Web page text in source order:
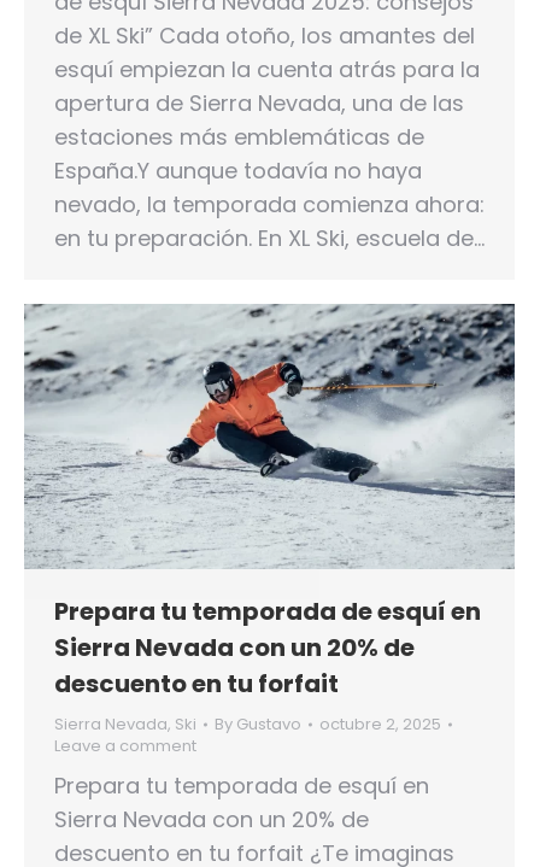
de XL Ski” Cada otoño, los amantes del
esquí empiezan la cuenta atrás para la
apertura de Sierra Nevada, una de las
estaciones más emblemáticas de
España.Y aunque todavía no haya
nevado, la temporada comienza ahora:
en tu preparación. En XL Ski, escuela de…
Prepara tu temporada de esquí en
Sierra Nevada con un 20% de
descuento en tu forfait
Sierra Nevada, Ski By Gustavo
octubre 2, 2025
Leave a comment
Prepara tu temporada de esquí en
Sierra Nevada con un 20% de
descuento en tu forfait ¿Te imaginas